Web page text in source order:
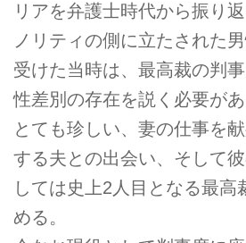
リアを弁護士時代から振り
ノリティの側に立たされた
受けた当時は、最高裁の判
性差別の存在を説く必要が
とても珍しい、妻の仕事を
する夫との出会い、そして
しては史上2人目となる最高
める。